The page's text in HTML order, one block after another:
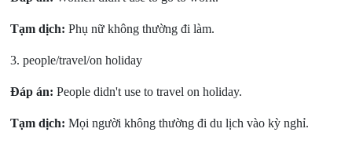
Tạm dịch:Phụ nữ không thường đi làm.
3. people/travel/on holiday
Đáp án: People didn't use to travel on holiday.
Tạm dịch:Mọi người không thường đi du lịch vào kỳ nghỉ.